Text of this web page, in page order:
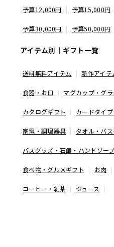
予算12,000円 予算15,000円
予算30,000円 予算50,000円
アイテム別｜ギフト一覧
送料無料アイテム 新作アイテ
食器・お皿 マグカップ・グ
カタログギフト カードタイ
家電・調理器具 タオル・バ
バスグッズ・石鹸・ハンドソー
食べ物・グルメギフト お肉
コーヒー・紅茶 ジュース